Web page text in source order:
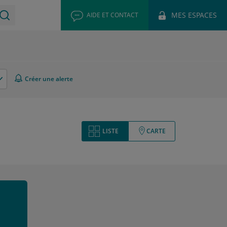
AIDE ET CONTACT MES ESPACES
Créer une alerte
LISTE CARTE